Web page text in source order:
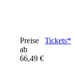
Preise
ab
66,49 €
Tickets*